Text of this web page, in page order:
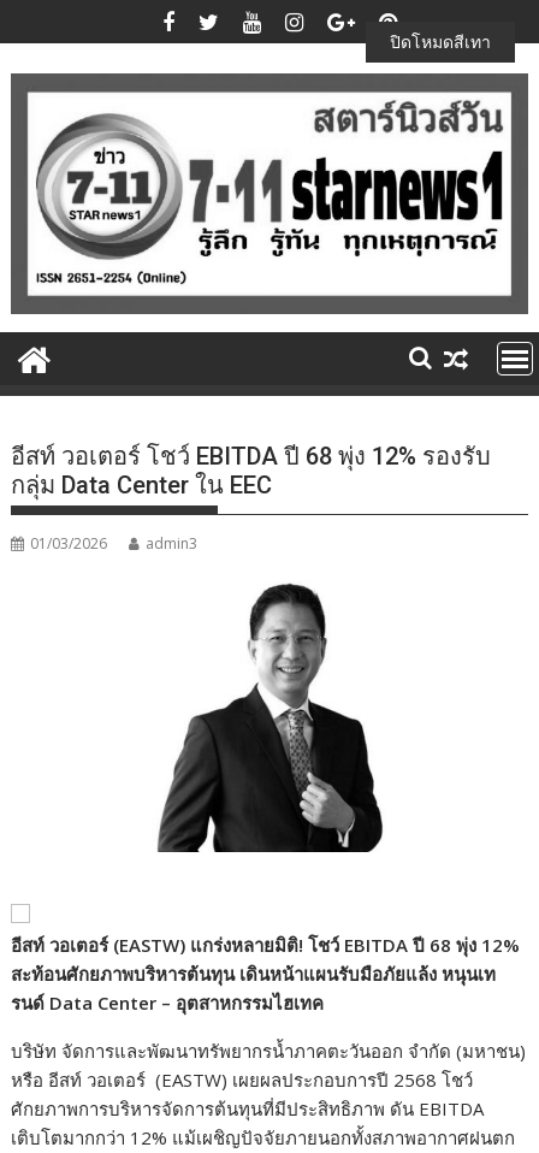
to
content
อีสท์ วอเตอร์ โชว์ EBITDA ปี 68 พุ่ง 12% รองรับ
กลุ่ม Data Center ใน EEC
01/03/2026 admin3
อีสท์ วอเตอร์ (EASTW) แกร่งหลายมิติ! โชว์ EBITDAปี 68 พุ่ง 12%
สะท้อนศักยภาพบริหารต้นทุน เดินหน้าแผนรับมือภัยแล้ง หนุนเท
รนด์ Data Center – อุตสาหกรรมไฮเทค
บริษัท จัดการและพัฒนาทรัพยากรน้ำภาคตะวันออก จำกัด (มหาชน)
หรือ อีสท์ วอเตอร์ (EASTW) เผยผลประกอบการปี 2568 โชว์
ศักยภาพการบริหารจัดการต้นทุนที่มีประสิทธิภาพ ดัน EBITDA
เติบโตมากกว่า 12% แม้เผชิญปัจจัยภายนอกทั้งสภาพอากาศฝนตก
ปิดโหมดสีเทา